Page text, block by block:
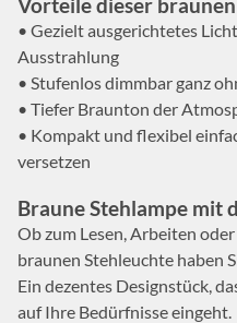
• Gezielt ausgerichtetes
Ausstrahlung
• Stufenlos dimmbar ganz
• Tiefer Braunton der
• Kompakt und flexibel
versetzen
Braune Stehlampe mit
Ob zum Lesen, Arbeiten
braunen Stehleuchte haben
Ein dezentes Designstück,
auf Ihre Bedürfnisse eingeht.